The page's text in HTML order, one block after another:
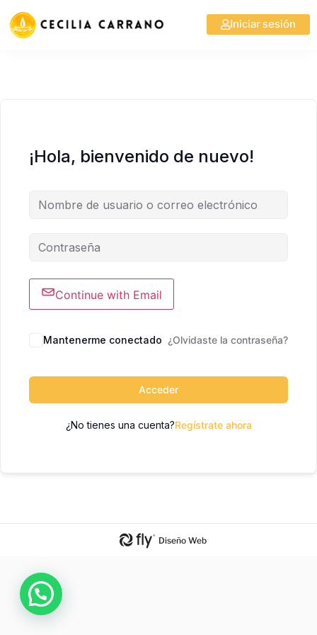
Iniciar sesión
¡Hola, bienvenido de nuevo!
Continue with Email
Mantenerme conectado ¿Olvidaste la contraseña?
Acceder
¿No tienes una cuenta?Regístrate ahora
Diseño Web